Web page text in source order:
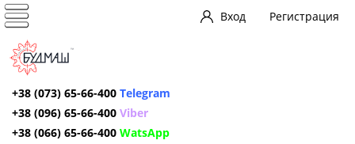
Вход Регистрация
+38 (073) 65-66-400 Telegram
+38 (096) 65-66-400 Viber
+38 (066) 65-66-400 WatsApp